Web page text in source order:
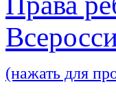
(нажать для